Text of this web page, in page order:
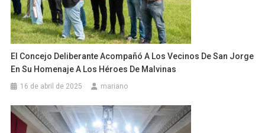
El Concejo Deliberante Acompañó A Los Vecinos De San Jorge
En Su Homenaje A Los Héroes De Malvinas
16 de abril de 2025 mariano